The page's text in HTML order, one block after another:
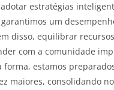
estratégias
um
disso, equilibrar
com a comunidade
forma, estamos
maiores, consolidando